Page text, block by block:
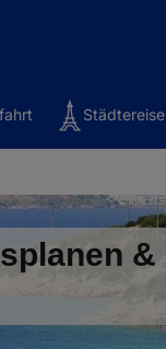
Städtereise
&